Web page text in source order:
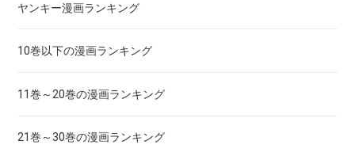
ヤンキー漫画ランキング
10巻以下の漫画ランキング
11巻～20巻の漫画ランキング
21巻～30巻の漫画ランキング